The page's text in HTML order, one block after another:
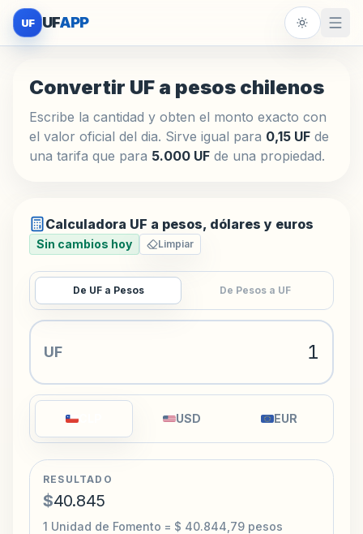
UF UFAPP
Convertir UF a pesos chilenos
Escribe la cantidad y obten el monto exacto con
el valor oficial del dia. Sirve igual para 0,15 UF de
una tarifa que para 5.000 UF de una propiedad.
Calculadora UF a pesos, dólares y euros
Sin cambios hoy Limpiar
De UF a Pesos De Pesos a UF
UF
CLP USD EUR
RESULTADO
$40.845
1 Unidad de Fomento = $ 40.844,79 pesos